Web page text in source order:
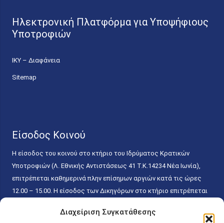
Διαχείριση Συγκατάθεσης
Ηλεκτρονική Πλατφόρμα για Υποψήφιους
Υποτροφιών
ΙΚΥ – Διαφάνεια
Sitemap
Είσοδος Κοινού
Η είσοδος του κοινού στο κτήριο του Ιδρύματος Κρατικών
Υποτροφιών (Λ. Εθνικής Αντιστάσεως 41 T.K.14234 Νέα Ιωνία),
επιτρέπεται καθημερινά πλην επίσημων αργιών κατά τις ώρες
12.00 – 15.00. Η είσοδος των Δικηγόρων στο κτήριο επιτρέπεται
κάθε εργάσιμη ημέρα και ώρα χωρίς κανέναν χρονικό ή άλλο